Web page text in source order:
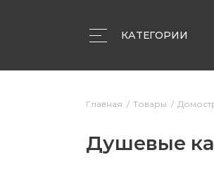
КАТЕГОРИИ
Главная Товары
Душевые
Объявления